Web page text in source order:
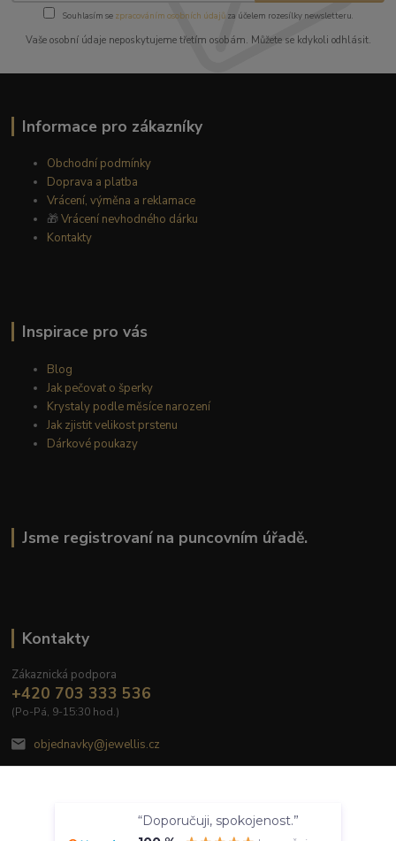
Souhlasím se zpracováním osobních údajůza účelem rozesílky newsletteru.
Vaše osobní údaje neposkytujeme třetím osobám. Můžete se kdykoli odhlásit.
Informace pro zákazníky
Obchodní podmínky
Doprava a platba
Vrácení, výměna a reklamace
🎁Vrácení nevhodného dárku
Kontakty
Inspirace pro vás
Blog
Jak pečovat o šperky
Krystaly podle měsíce narození
Jak zjistit velikost prstenu
Dárkové poukazy
Jsme registrovaní na puncovním úřadě.
Kontakty
Zákaznická podpora
+420 703 333 536
(Po-Pá, 9-15:30 hod.)
objednavky@jewellis.cz
Nastavení Souhlasím
“Doporučuji, spokojenost.”